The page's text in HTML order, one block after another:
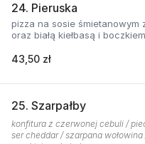
24. Pieruska
pizza na sosie
43,50 zł
25. Szarpałby
konfitura z czerwonej cebuli /
ser cheddar / szarpana